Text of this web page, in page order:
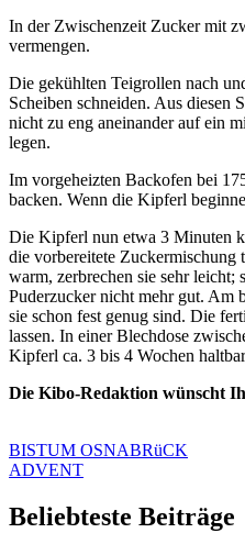
In der Zwischenzeit Zucker mit
vermengen.
Die gekühlten Teigrollen nach
Scheiben schneiden. Aus diesen
nicht zu eng aneinander auf ein
legen.
Im vorgeheizten Backofen bei
backen. Wenn die Kipferl
Die Kipferl nun etwa 3 Minuten
die vorbereitete Zuckermischung
warm, zerbrechen sie sehr leicht;
Puderzucker nicht mehr gut. Am
sie schon fest genug sind. Die
lassen. In einer Blechdose
Kipferl ca. 3 bis 4 Wochen
Die Kibo-Redaktion wünscht
BISTUM OSNABRüCK
ADVENT
Beliebteste Beiträge